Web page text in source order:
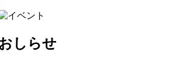
しらせ